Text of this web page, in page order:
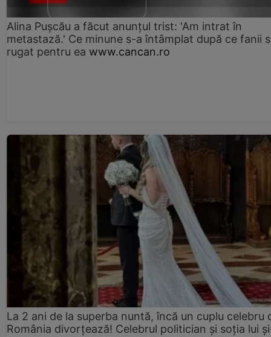
Alina Pușcău a făcut anunțul trist: 'Am intrat în
metastază.' Ce minune s-a întâmplat după ce fanii
rugat pentru ea www.cancan.ro
La 2 ani de la superba nuntă, încă un cuplu celebru
România divorțează! Celebrul politician și soția lui